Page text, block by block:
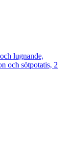
lugnande,
och sötpotatis, 2